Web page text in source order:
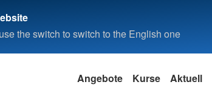
the switch to switch to the English one
Angebote Kurse Aktuell